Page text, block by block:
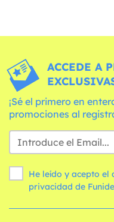
ACCEDE A
¡Sé el primero en
promociones al
He leído y acepto el
privacidad de